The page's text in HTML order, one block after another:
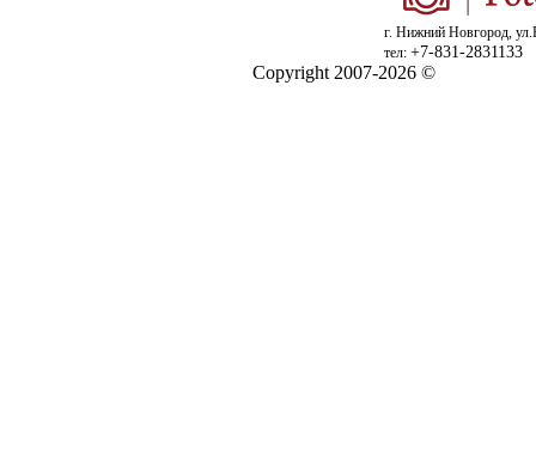
г. Нижний Новгород,
тел: +7-831-2831133
Copyright 2007-2026 ©